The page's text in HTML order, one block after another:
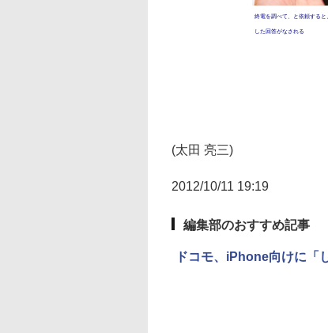
終電を調べて、と依頼する
した回答がなされる
(太田 亮三)
2012/10/11 19:19
編集部のおすすめ記事
ドコモ、iPhone向けに「